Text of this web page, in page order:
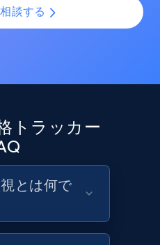
今すぐ始める
description,
price, Discount,
今すぐ始める
談する
トラッカー
とは何で